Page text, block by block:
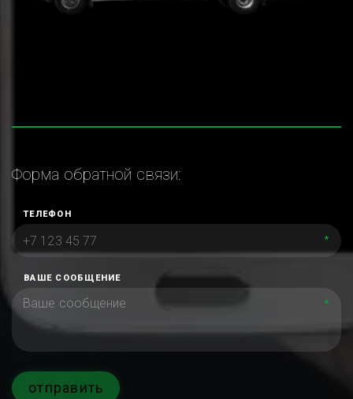
Форма обратной связи:
ТЕЛЕФОН
*
ВАШЕ СООБЩЕНИЕ
*
отправить